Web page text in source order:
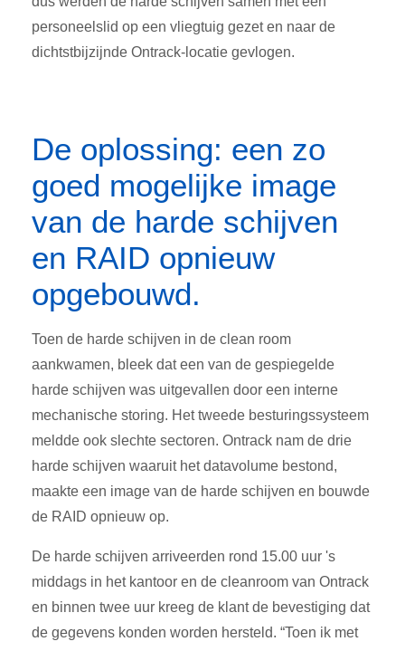
personeelslid op een vliegtuig gezet en naar de
dichtstbijzijnde Ontrack-locatie gevlogen.
De oplossing: een zo
goed mogelijke image
van de harde schijven
en RAID opnieuw
opgebouwd.
Toen de harde schijven in de clean room
aankwamen, bleek dat een van de gespiegelde
harde schijven was uitgevallen door een interne
mechanische storing. Het tweede besturingssysteem
meldde ook slechte sectoren. Ontrack nam de drie
harde schijven waaruit het datavolume bestond,
maakte een image van de harde schijven en bouwde
de RAID opnieuw op.
De harde schijven arriveerden rond 15.00 uur 's
middags in het kantoor en de cleanroom van Ontrack
en binnen twee uur kreeg de klant de bevestiging dat
de gegevens konden worden hersteld. “Toen ik met